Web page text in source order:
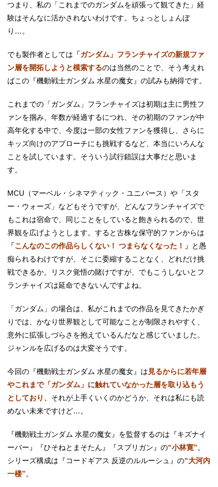
つまり、私の「これまでのガンダムを頑張って観てきた」経
験はそんなに活かされないわけです。ちょっとしょんぼ
り…。
でも製作者としては 「ガンダム」フランチャイズの新規ファ
ン層を開拓しようと模索するのは当然のことで、そう考えれ
ばこの『機動戦士ガンダム 水星の魔女』の試みも納得です。
これまでの「ガンダム」フランチャイズは初期は主に男性フ
ァンを掴み、年数が経過するにつれ、その初期のファンが中
高年化する中で、今度は一部の女性ファンを獲得し、さらに
キッズ向けのアプローチにも挑戦するなど、本当にいろんな
ことを試しています。そういう試行錯誤は大事だと思いま
す。
MCU（マーベル・シネマティック・ユニバース）や「スタ
ー・ウォーズ」などもそうですが、どんなフランチャイズで
もこれは宿命で、同じことをしていると飽きられるので、世
界観を広げようとします。すると古株な保守的ファンからは
「こんなのこの作品らしくない！ つまらなくなった！」 と愚
痴られるわけですが、そこに委縮することなく、どれだけ挑
戦できるか。リスク覚悟の賭けですが、でもこうしないとフ
ランチャイズは延命できないんですよね。
「ガンダム」の場合は、私がこれまでの作品を見てきたかぎ
りでは、かなり世界観として可能なことが制限されやすく、
意外に拡張しづらさを抱えているんだなと感じていました。
ジャンルを広げるのは大変そうです。
今回の『機動戦士ガンダム 水星の魔女』は 見るからに若年層
やこれまで「ガンダム」に触れていなかった層を取り込もう
としており、 それが上手くいくのかどうか、それは私にも読
めない未来ですけど…。
『機動戦士ガンダム 水星の魔女』を監督するのは『キズナイ
ーバー』『ひそねとまそたん』『スプリガン』の“小林寛”。
シリーズ構成は『コードギアス 反逆のルルーシュ』の“大河内
一楼”。